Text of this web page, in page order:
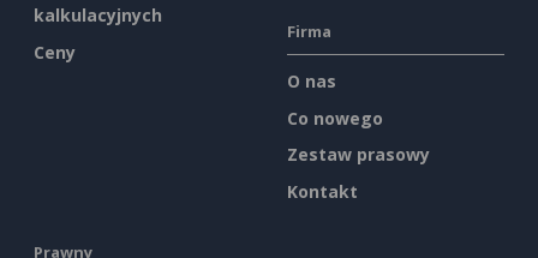
kalkulacyjnych
Ceny
Firma
O nas
Co nowego
Zestaw prasowy
Kontakt
Prawny